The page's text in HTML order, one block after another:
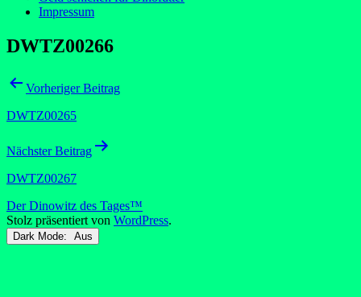
Impressum
DWTZ00266
Beitragsnavigation
Vorheriger Beitrag
DWTZ00265
Nächster Beitrag
DWTZ00267
Der Dinowitz des Tages™
Stolz präsentiert von WordPress.
Dark Mode: